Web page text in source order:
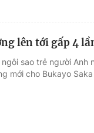
lên tới gấp 4
sao trẻ người Anh
mới cho Bukayo